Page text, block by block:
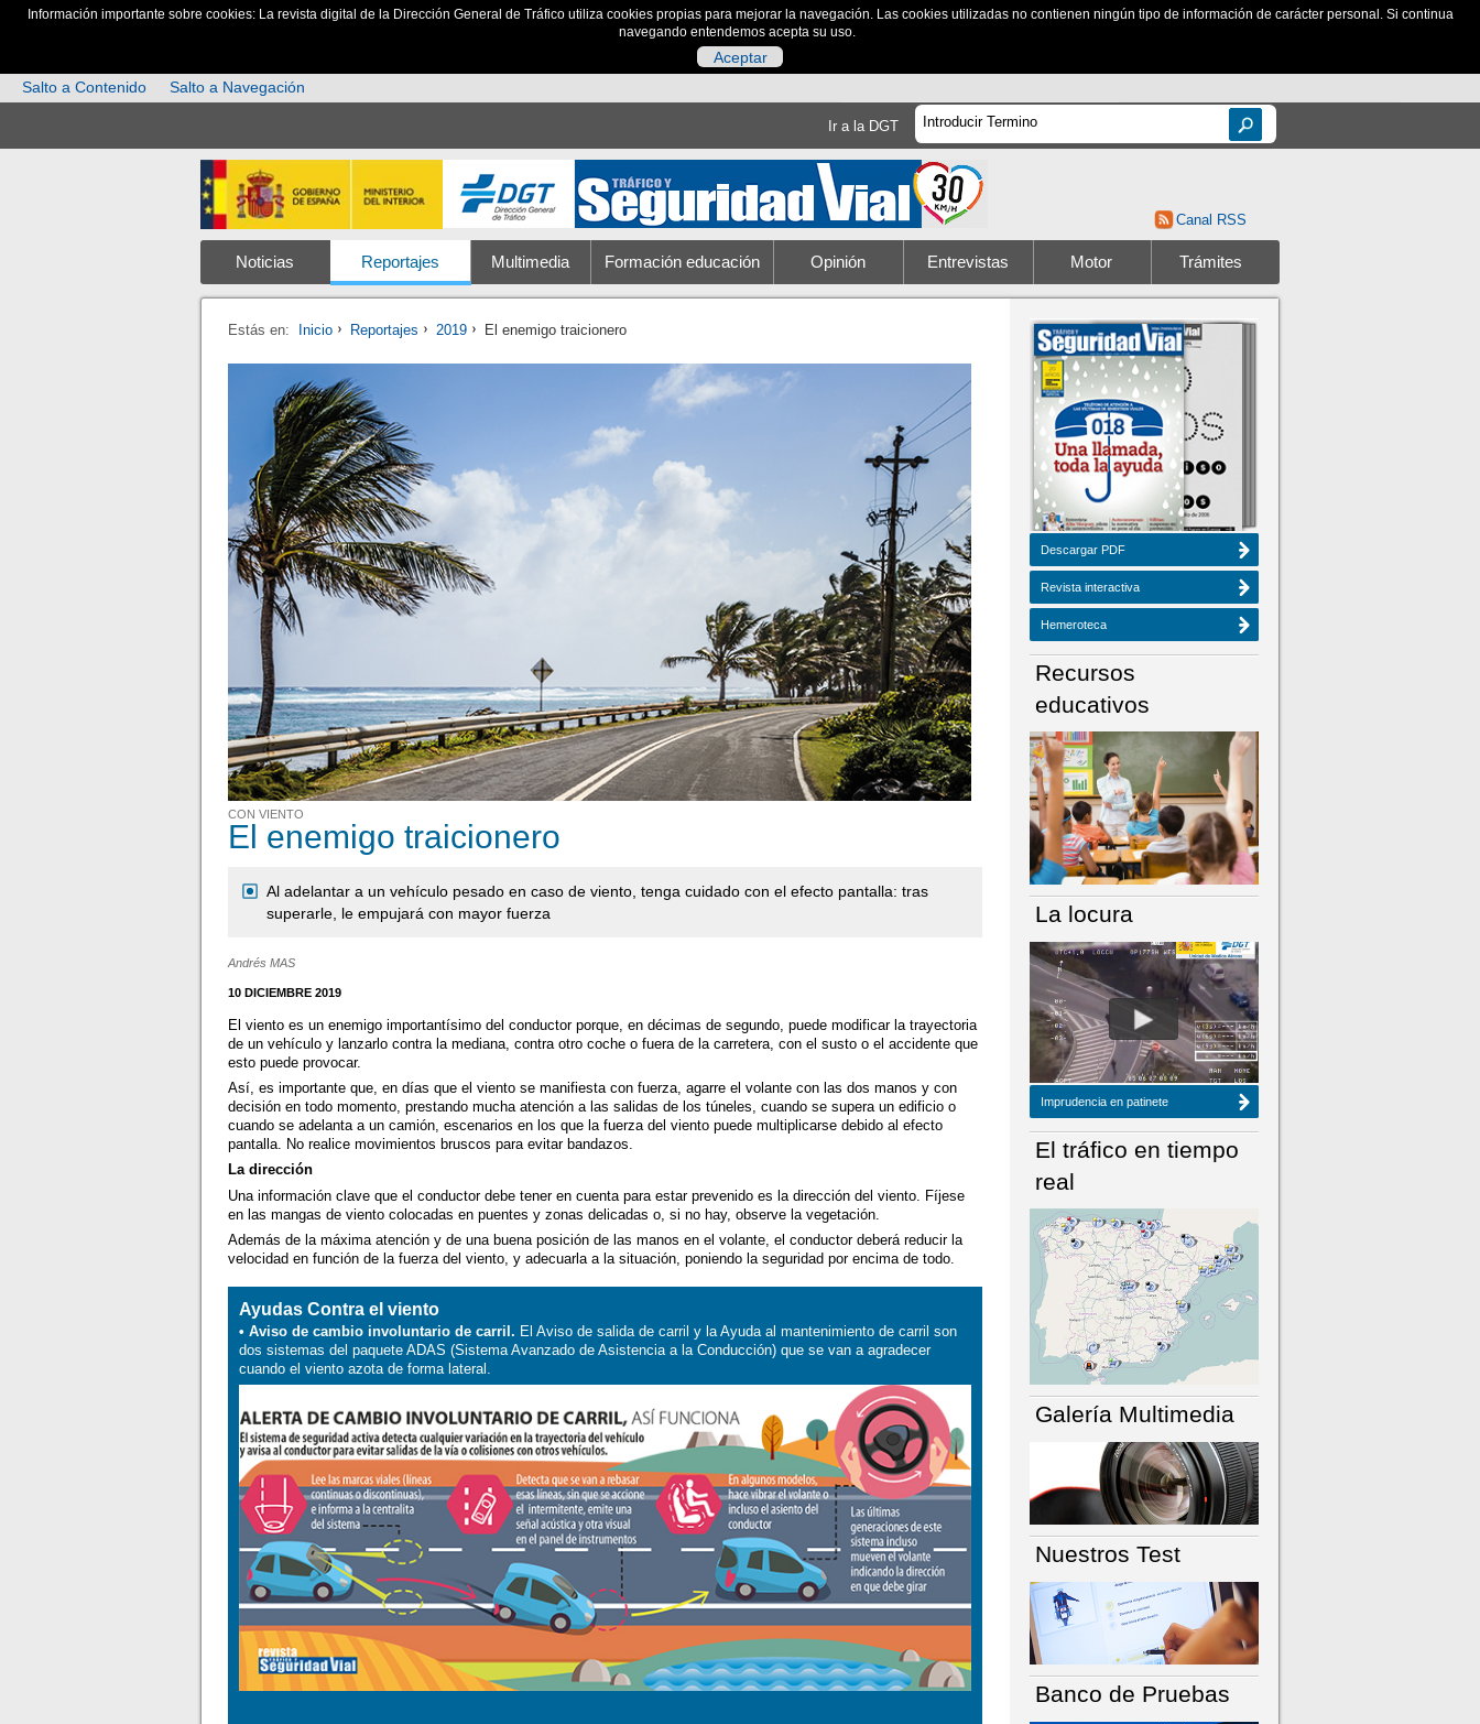
Información importante sobre cookies: La revista digital de la Dirección General de Tráfico utiliza cookies propias para mejorar la navegación. Las cookies utilizadas no contienen ningún tipo de información de carácter personal. Si continua
navegando entendemos acepta su uso.
Aceptar
Salto a Contenido
Salto a Navegación
Ir a la DGT
Canal RSS
Noticias Reportajes Multimedia Formación educación Opinión Entrevistas Motor Trámites
Estás en: Inicio Reportajes 2019 El enemigo traicionero
CON VIENTO
El enemigo traicionero
Al adelantar a un vehículo pesado en caso de viento, tenga cuidado con el efecto pantalla: tras
superarle, le empujará con mayor fuerza
Andrés MAS
10 DICIEMBRE 2019
El viento es un enemigo importantísimo del conductor porque, en décimas de segundo, puede modificar la trayectoria
de un vehículo y lanzarlo contra la mediana, contra otro coche o fuera de la carretera, con el susto o el accidente que
esto puede provocar.
Así, es importante que, en días que el viento se manifiesta con fuerza, agarre el volante con las dos manos y con
decisión en todo momento, prestando mucha atención a las salidas de los túneles, cuando se supera un edificio o
cuando se adelanta a un camión, escenarios en los que la fuerza del viento puede multiplicarse debido al efecto
pantalla. No realice movimientos bruscos para evitar bandazos.
La dirección
Una información clave que el conductor debe tener en cuenta para estar prevenido es la dirección del viento. Fíjese
en las mangas de viento colocadas en puentes y zonas delicadas o, si no hay, observe la vegetación.
Además de la máxima atención y de una buena posición de las manos en el volante, el conductor deberá reducir la
velocidad en función de la fuerza del viento, y adecuarla a la situación, poniendo la seguridad por encima de todo.
Ayudas Contra el viento
• Aviso de cambio involuntario de carril. El Aviso de salida de carril y la Ayuda al mantenimiento de carril son
dos sistemas del paquete ADAS (Sistema Avanzado de Asistencia a la Conducción) que se van a agradecer
cuando el viento azota de forma lateral.
NÚMERO ACTUAL HEMEROTECA
Descargar PDF
Revista interactiva
Hemeroteca
Recursos
educativos
La locura
Imprudencia en patinete
El tráfico en tiempo
real
Galería Multimedia
Nuestros Test
Banco de Pruebas